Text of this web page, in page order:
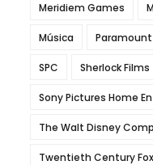
Meridiem Games
Música
SPC Sherlock Films
Sony Pictures Home
The Walt Disney
Twentieth Century Fox